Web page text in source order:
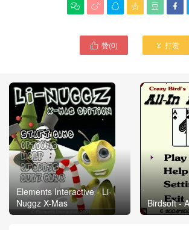
     
 赞(0)  打赏
Elements Interactive - Li-
Nuggz X-Mas
Birdsoft -